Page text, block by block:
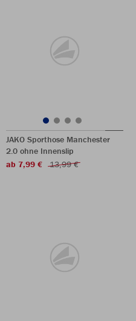
JAKO Sporthose Manchester
2.0 ohne Innenslip
ab 7,99 €
13,99 €